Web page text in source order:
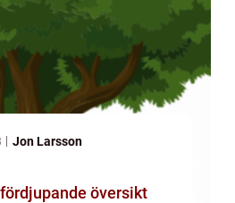
Jon Larsson
bolag En fördjupande översikt